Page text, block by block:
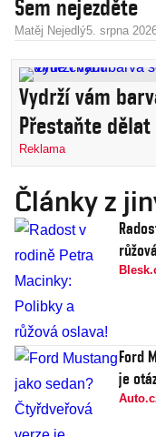
Sem nejezděte
Matěj Nejedlý5. srpna
Vydrží vám
Přestaňte
Reklama
Články z
Ford
je